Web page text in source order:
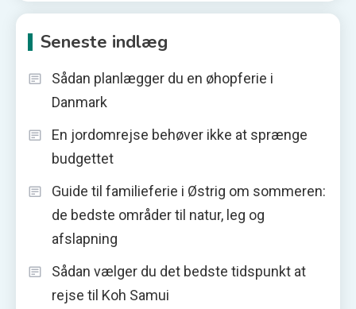
Seneste indlæg
Sådan planlægger du en øhopferie i
Danmark
En jordomrejse behøver ikke at sprænge
budgettet
Guide til familieferie i Østrig om sommeren:
de bedste områder til natur, leg og
afslapning
Sådan vælger du det bedste tidspunkt at
rejse til Koh Samui